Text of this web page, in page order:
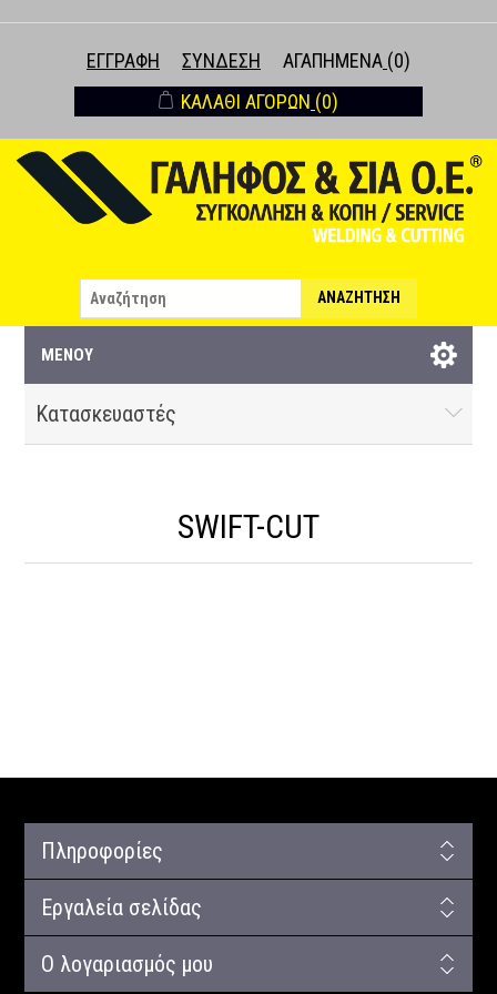
ΕΓΓΡΑΦΉ ΣΎΝΔΕΣΗ ΑΓΑΠΗΜΈΝΑ (0)
ΚΑΛΆΘΙ ΑΓΟΡΏΝ (0)
ΑΝΑΖΉΤΗΣΗ
ΜΕΝΟΎ
Κατασκευαστές
SWIFT-CUT
Πληροφορίες
Εργαλεία σελίδας
Ο λογαριασμός μου